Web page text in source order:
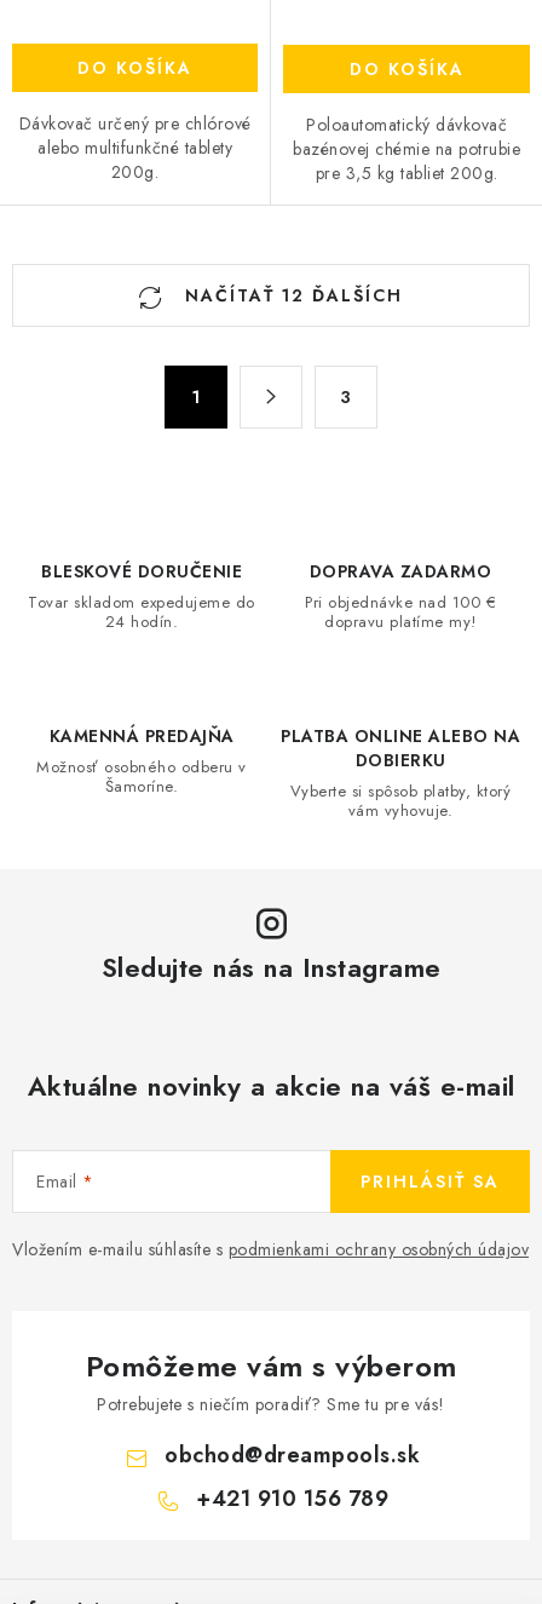
DO KOŠÍKA
Dávkovač určený pre chlórové
alebo multifunkčné tablety
200g.
DO KOŠÍKA
Poloautomatický dávkovač
bazénovej chémie na potrubie
pre 3,5 kg tabliet 200g.
O
NAČÍTAŤ 12 ĎALŠÍCH
1 3
BLESKOVÉ DORUČENIE
Tovar skladom expedujeme do
24 hodín.
DOPRAVA ZADARMO
Pri objednávke nad 100 €
dopravu platíme my!
KAMENNÁ PREDAJŇA
Možnosť osobného odberu v
Šamoríne.
PLATBA ONLINE ALEBO NA
DOBIERKU
Vyberte si spôsob platby, ktorý
vám vyhovuje.
Sledujte nás na Instagrame
Aktuálne novinky a akcie na váš e-mail
Email
Vložením e-mailu súhlasíte s podmienkami ochrany osobných údajov
PRIHLÁSIŤ SA
Pomôžeme vám s výberom
Potrebujete s niečím poradiť? Sme tu pre vás!
obchod@dreampools.sk
+421 910 156 789